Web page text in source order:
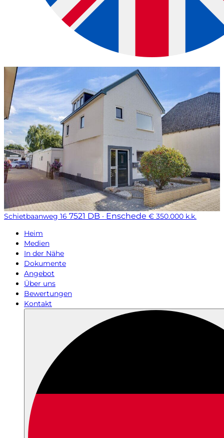
Schietbaanweg 16 7521 DB · Enschede € 350.000 k.k.
Heim
Medien
In der Nähe
Dokumente
Angebot
Über uns
Bewertungen
Kontakt